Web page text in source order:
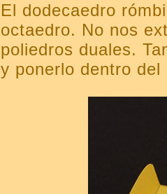
El dodecaedro
octaedro. No nos
poliedros duales.
y ponerlo dentro